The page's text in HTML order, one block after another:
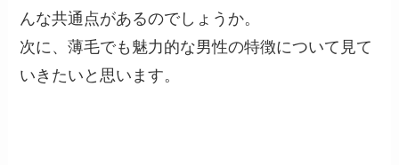
んな共通点があるのでしょうか。
次に、薄毛でも魅力的な男性の特徴について見て
いきたいと思います。